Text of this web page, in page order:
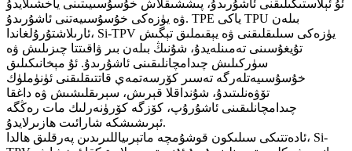
ئۇ ئېلاستىكىلىقنى ئاشۇرىدۇ، پىششىقلاش خۇسۇسىيىتىنى ياخشىلايدۇ
ۋە يۈزەكى خۇسۇسىيەتنى ئاشۇرىدۇ. TPE ياكى TPU بىلەن
ئارىلاشتۇرۇلغاندا، Si-TPV يۈزەكى سىلىقلىقنى ۋە يېقىملىق تېگىش
تۇيغۇسىنى تەمىنلەيدۇ، شۇنىڭ بىلەن بىر ۋاقىتتا چىزىلىش ۋە
سۈركىلىش چىدامچانلىقىنى ئاشۇرىدۇ. ئۇ مېخانىكىلىق
خۇسۇسىيەتلەرگە تەسىر كۆرسەتمەي قاتتىقلىقنى ئۈنۈملۈك
تۆۋەنلىتىدۇ، شۇنداقلا قېرىش، سېرىقلىشىش ۋە داغقا
چىدامچانلىقىنى ئاشۇرۇپ، كۆزگە كۆرۈنەرلىك مات رەڭگە
ئېرىشىشكە شارائىت ھازىرلايدۇ.
ئادەتتىكى سىلىكون قوشۇمچە ماتېرىياللىرىدىن پەرقلىق ھالدا، Si-